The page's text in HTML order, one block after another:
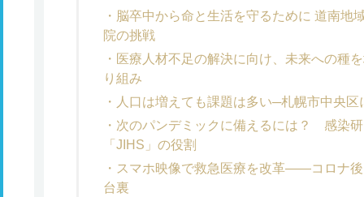
脳卒中から命と生活を守るために 道南地
院の挑戦
医療人材不足の解決に向け、未来への種
り組み
人口は増えても課題は多い─札幌市中央
次のパンデミックに備えるには？ 感染
「JIHS」の役割
スマホ映像で救急医療を改革――コロナ
台裏